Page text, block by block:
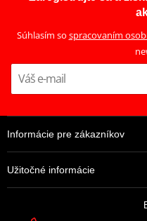
Súhlasím so spracovaním
Informácie pre zákazníkov
Užitočné informácie